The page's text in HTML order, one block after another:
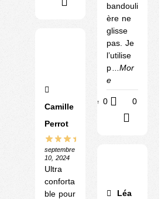
Camille
Perrot
septembre
10, 2024
Ultra
conforta
ble pour
bandouli
ère ne
glisse
pas. Je
l’utilise
p...Mor
e
Utile 0 0
Léa